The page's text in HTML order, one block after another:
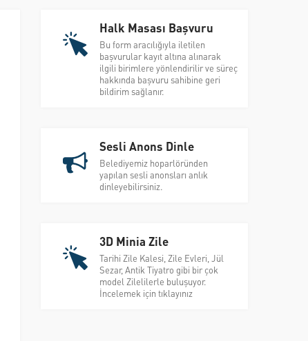
Halk Masası Başvuru
Bu form aracılığıyla iletilen
başvurular kayıt altına alınarak
ilgili birimlere yönlendirilir ve süreç
hakkında başvuru sahibine geri
bildirim sağlanır.
Sesli Anons Dinle
Belediyemiz hoparlöründen
yapılan sesli anonsları anlık
dinleyebilirsiniz.
3D Minia Zile
Tarihi Zile Kalesi, Zile Evleri, Jül
Sezar, Antik Tiyatro gibi bir çok
model Zilelilerle buluşuyor.
İncelemek için tıklayınız